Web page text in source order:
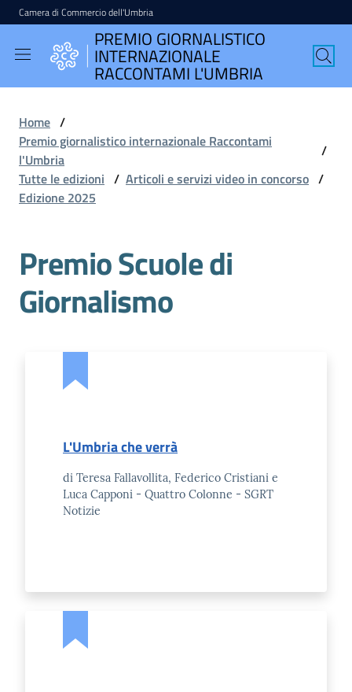
Vai al contenuto
Vai alla navigazione
Vai al footer
Camera di Commercio dell'Umbria
PREMIO GIORNALISTICO
INTERNAZIONALE
RACCONTAMI L'UMBRIA
PREMIO
GIORNALISTICO
INTERNAZIONALE
L'UMBRIA
Seguici
La Camera
l'Impresa
l'Impresa
Home /
Premio giornalistico internazionale Raccontami
l'Umbria
/
Tutte le edizioni / Articoli e servizi video in concorso /
Edizione 2025
Premio Scuole di
Giornalismo
L'Umbria che verrà
di Teresa Fallavollita, Federico Cristiani e
Luca Capponi - Quattro Colonne - SGRT
Notizie